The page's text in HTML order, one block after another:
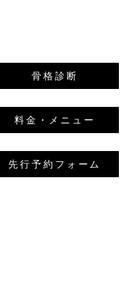
骨格診断
料金・メニュー
先行予約フォーム